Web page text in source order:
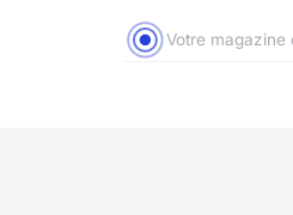
Votre magazine